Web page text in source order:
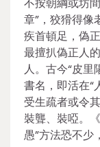
章”，狡猾得像
疾首頓足，偽
最擅扒偽正人
人。古今“皮里
書名，即活在“
受生疏者或令
裝聾、裝啞。
愚”方法恐不少